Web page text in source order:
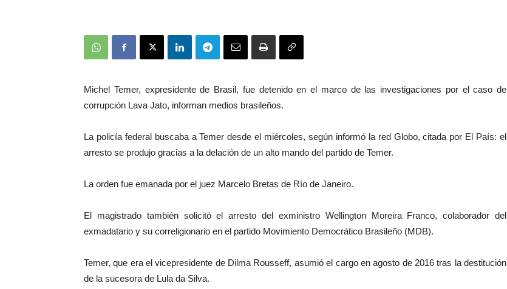
Michel Temer, expresidente de Brasil, fue detenido en el marco de las investigaciones por el caso de
corrupción Lava Jato, informan medios brasileños.
La policía federal buscaba a Temer desde el miércoles, según informó la red Globo, citada por El País: el
arresto se produjo gracias a la delación de un alto mando del partido de Temer.
La orden fue emanada por el juez Marcelo Bretas de Río de Janeiro.
El magistrado también solicitó el arresto del exministro Wellington Moreira Franco, colaborador del
exmadatario y su correligionario en el partido Movimiento Democrático Brasileño (MDB).
Temer, que era el vicepresidente de Dilma Rousseff, asumió el cargo en agosto de 2016 tras la destitución
de la sucesora de Lula da Silva.